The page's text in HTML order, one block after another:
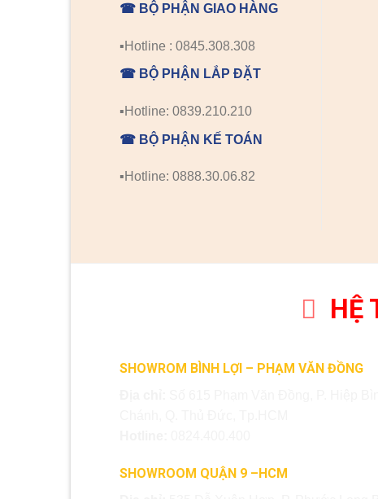
☎ BỘ PHẬN GIAO HÀNG
▪️Hotline : 0845.308.308
☎ BỘ PHẬN LẮP ĐẶT
▪️Hotline: 0839.210.210
☎ BỘ PHẬN KẾ TOÁN
▪️Hotline: 0888.30.06.82
HỆ
SHOWROM BÌNH LỢI – PHẠM VĂN ĐỒNG
SHOWROOM QUẬN 9 –HCM